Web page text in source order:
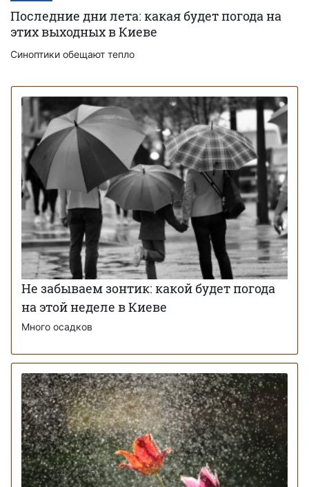
Последние дни лета: какая будет погода на
этих выходных в Киеве
Синоптики обещают тепло
Не забываем зонтик: какой будет погода
на этой неделе в Киеве
Много осадков